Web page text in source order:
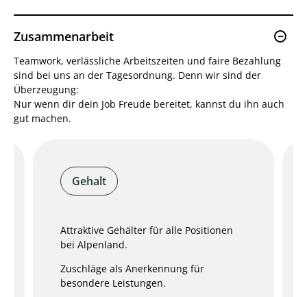
Zusammenarbeit
Teamwork, verlässliche Arbeitszeiten und faire Bezahlung
sind bei uns an der Tagesordnung. Denn wir sind der
Überzeugung:
Nur wenn dir dein Job Freude bereitet, kannst du ihn auch
gut machen.
Gehalt
Attraktive Gehälter für alle Positionen
bei Alpenland.
Zuschläge als Anerkennung für
besondere Leistungen.